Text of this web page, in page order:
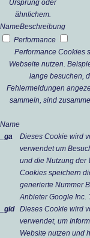
Ursprung oder
ähnlichem.
NameBeschreibung
Performance
Performance Cookies
Webseite nutzen.
lange besuchen,
Fehlermeldungen
sammeln, sind
Name
_ga
Dieses Cookie wird
verwendet um
und die Nutzung der
Cookies speichern
generierte Nummer
Anbieter Google Inc.
_gid
Dieses Cookie wird
verwendet, um
Website nutzen und